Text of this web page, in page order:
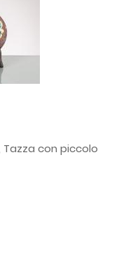
Tazza con piccolo